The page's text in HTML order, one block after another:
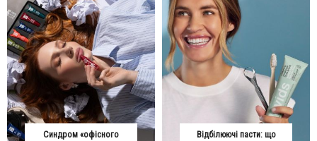
Синдром «офісного
Відбілюючі пасти: що